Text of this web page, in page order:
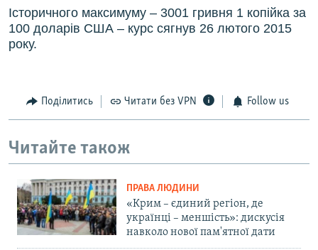
Історичного максимуму – 3001 гривня 1 копійка за
100 доларів США – курс сягнув 26 лютого 2015
року.
Поділитись Читати без VPN Follow us
Читайте також
ПРАВА ЛЮДИНИ
«Крим – єдиний регіон, де
українці – меншість»: дискусія
навколо нової пам'ятної дати